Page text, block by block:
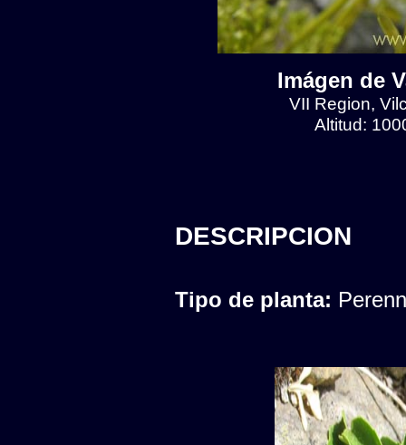
Imágen de
VII Region,
Altitud:
DESCRIPCION
Tipo de planta: